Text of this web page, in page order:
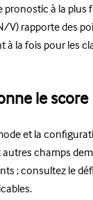
pronostic à la plus
V) rapporte des
à la fois pour les
le score
et la
champs
; consultez le